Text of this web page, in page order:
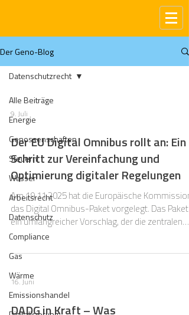
Der Geno-Blog
Alle Beiträge
Energie
Genossenschaften
Steuern
Wasser
Arbeitsrecht
Datenschutz
Compliance
Gas
Wärme
Emissionshandel
Datenschutzrecht
9. Juli
Der EU Digital Omnibus rollt an: Ein
Schritt zur Vereinfachung und
Optimierung digitaler Regelungen
Am 19.11.2025 hat die Europäische Kommission
das Digital Omnibus-Paket vorgelegt. Das Paket
ein umfangreicher Vorschlag, der die zentralen
digitalen Rechtsakte der EU überarbeiten,
Anwendung anpassen soll. Hinter der
Vereinfachungslogik verbirgt sich eine
Reformagenda, die sich quer durch das
europäische Digitalrecht zieht. Weil der Großteil
16. Juni
DADG in Kraft – Was